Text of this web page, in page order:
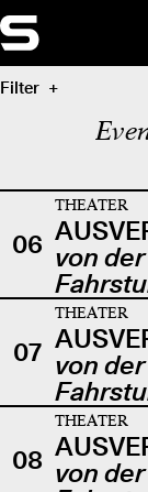
Filter
06
THEATER
von
07
THEATER
von
08
THEATER
von